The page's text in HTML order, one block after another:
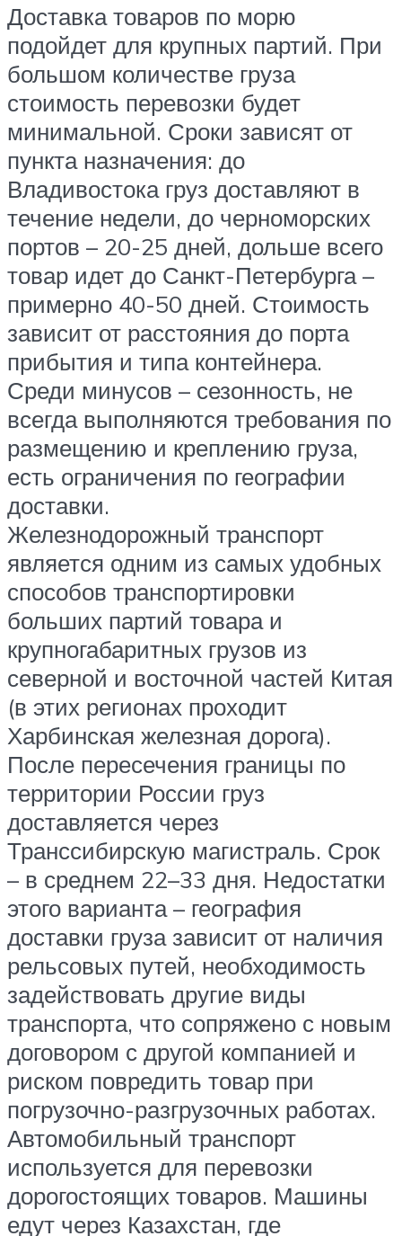
Доставка товаров по морю
подойдет для крупных партий. При
большом количестве груза
стоимость перевозки будет
минимальной. Сроки зависят от
пункта назначения: до
Владивостока груз доставляют в
течение недели, до черноморских
портов – 20-25 дней, дольше всего
товар идет до Санкт-Петербурга –
примерно 40-50 дней. Стоимость
зависит от расстояния до порта
прибытия и типа контейнера.
Среди минусов – сезонность, не
всегда выполняются требования по
размещению и креплению груза,
есть ограничения по географии
доставки.
Железнодорожный транспорт
является одним из самых удобных
способов транспортировки
больших партий товара и
крупногабаритных грузов из
северной и восточной частей Китая
(в этих регионах проходит
Харбинская железная дорога).
После пересечения границы по
территории России груз
доставляется через
Транссибирскую магистраль. Срок
– в среднем 22–33 дня. Недостатки
этого варианта – география
доставки груза зависит от наличия
рельсовых путей, необходимость
задействовать другие виды
транспорта, что сопряжено с новым
договором с другой компанией и
риском повредить товар при
погрузочно-разгрузочных работах.
Автомобильный транспорт
используется для перевозки
дорогостоящих товаров. Машины
едут через Казахстан, где